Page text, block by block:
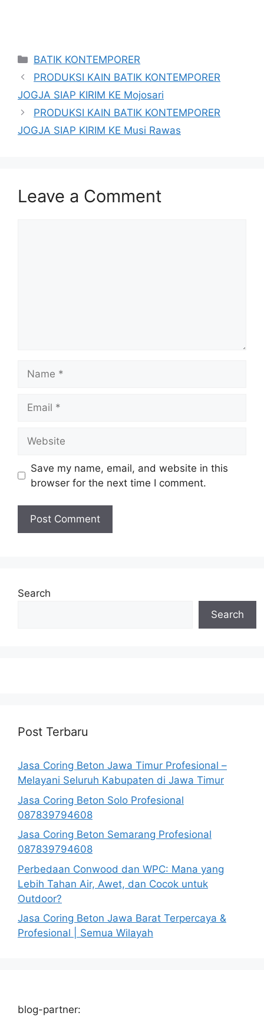
Categories
BATIK KONTEMPORER
PRODUKSI KAIN BATIK KONTEMPORER
JOGJA SIAP KIRIM KE Mojosari
PRODUKSI KAIN BATIK KONTEMPORER
JOGJA SIAP KIRIM KE Musi Rawas
Leave a Comment
Save my name, email, and website in this
browser for the next time I comment.
Search
Search
Post Terbaru
Jasa Coring Beton Jawa Timur Profesional –
Melayani Seluruh Kabupaten di Jawa Timur
Jasa Coring Beton Solo Profesional
087839794608
Jasa Coring Beton Semarang Profesional
087839794608
Perbedaan Conwood dan WPC: Mana yang
Lebih Tahan Air, Awet, dan Cocok untuk
Outdoor?
Jasa Coring Beton Jawa Barat Terpercaya &
Profesional | Semua Wilayah
blog-partner: